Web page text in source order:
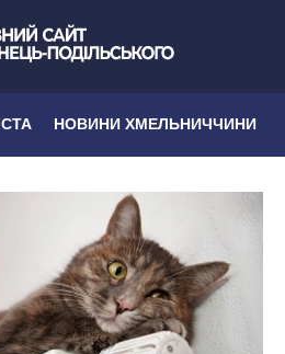
НОВИНИ ХМЕЛЬНИЧЧИНИ